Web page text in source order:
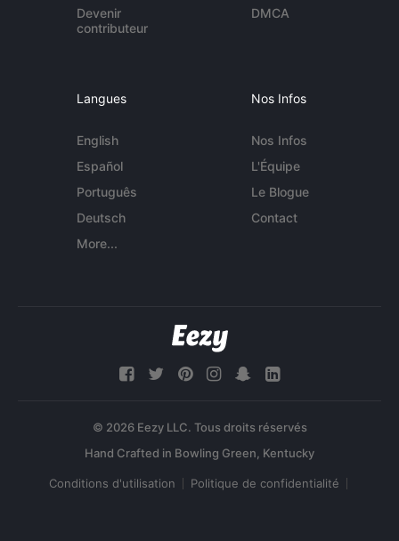
Devenir
contributeur
DMCA
Langues
English
Español
Português
Deutsch
More...
Nos Infos
Nos Infos
L'Équipe
Le Blogue
Contact
© 2026 Eezy LLC. Tous droits réservés
Conditions d'utilisation Politique de confidentialité